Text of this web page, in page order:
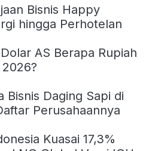
Bisnis Happy
hingga Perhotelan
AS Berapa Rupiah
Bisnis Daging Sapi di
Perusahaannya
Kuasai 17,3%